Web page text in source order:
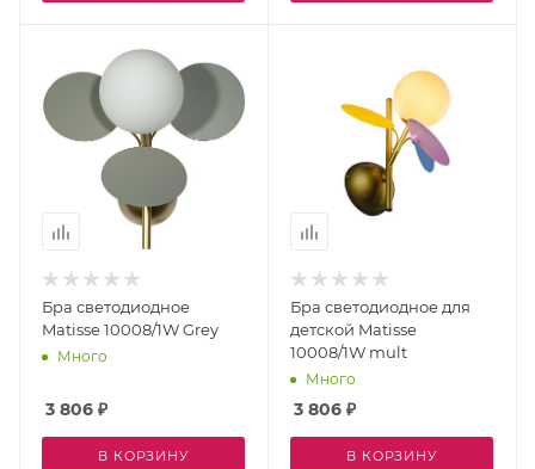
Бра светодиодное
Matisse 10008/1W Grey
Много
3 806 ₽
В КОРЗИНУ
Бра светодиодное для
детской Matisse
10008/1W mult
Много
3 806 ₽
В КОРЗИНУ